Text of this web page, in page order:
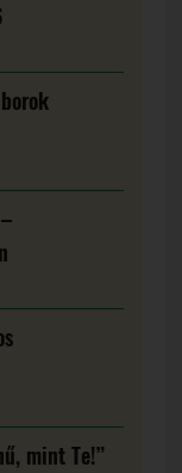
mint Te!”